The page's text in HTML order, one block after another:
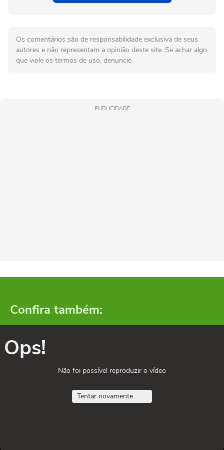
Os comentários são de responsabilidade exclusiva de seus
autores e não representam a opinião deste site. Se achar algo
que viole os termos de uso, denuncie.
PUBLICIDADE
Confira também:
Ops!
Não foi possível reproduzir o vídeo
Tentar novamente